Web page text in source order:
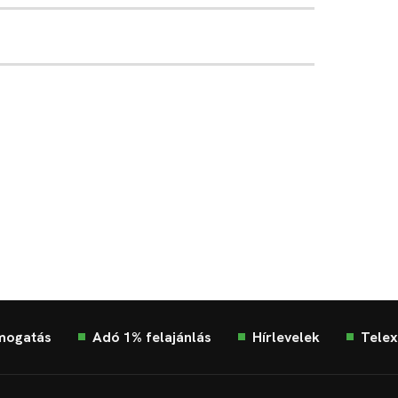
Adó 1% felajánlás Hírlevelek